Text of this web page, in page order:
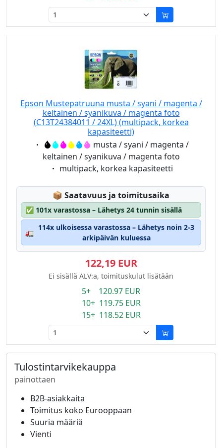
Epson Mustepatruuna musta / syani / magenta /
keltainen / syanikuva / magenta foto
(C13T24384011 / 24XL) (multipack, korkea
kapasiteetti)
Eigenschaft:
musta / syani / magenta /
keltainen / syanikuva / magenta foto
Eigenschaft:
multipack, korkea kapasiteetti
📦 Lagerstatus:
Saatavuus ja toimitusaika
✅ 101x varastossa – Lähetys 24 tunnin sisällä
🚛
114x ulkoisessa varastossa – Lähetys noin 2-3
arkipäivän kuluessa
122,19 EUR
Ei sisällä ALV:a, toimituskulut lisätään
5+ 120.97 EUR
10+ 119.75 EUR
15+ 118.52 EUR
Tulostintarvikekauppa
painottaen
B2B-asiakkaita
Toimitus koko Eurooppaan
Suuria määriä
Vienti